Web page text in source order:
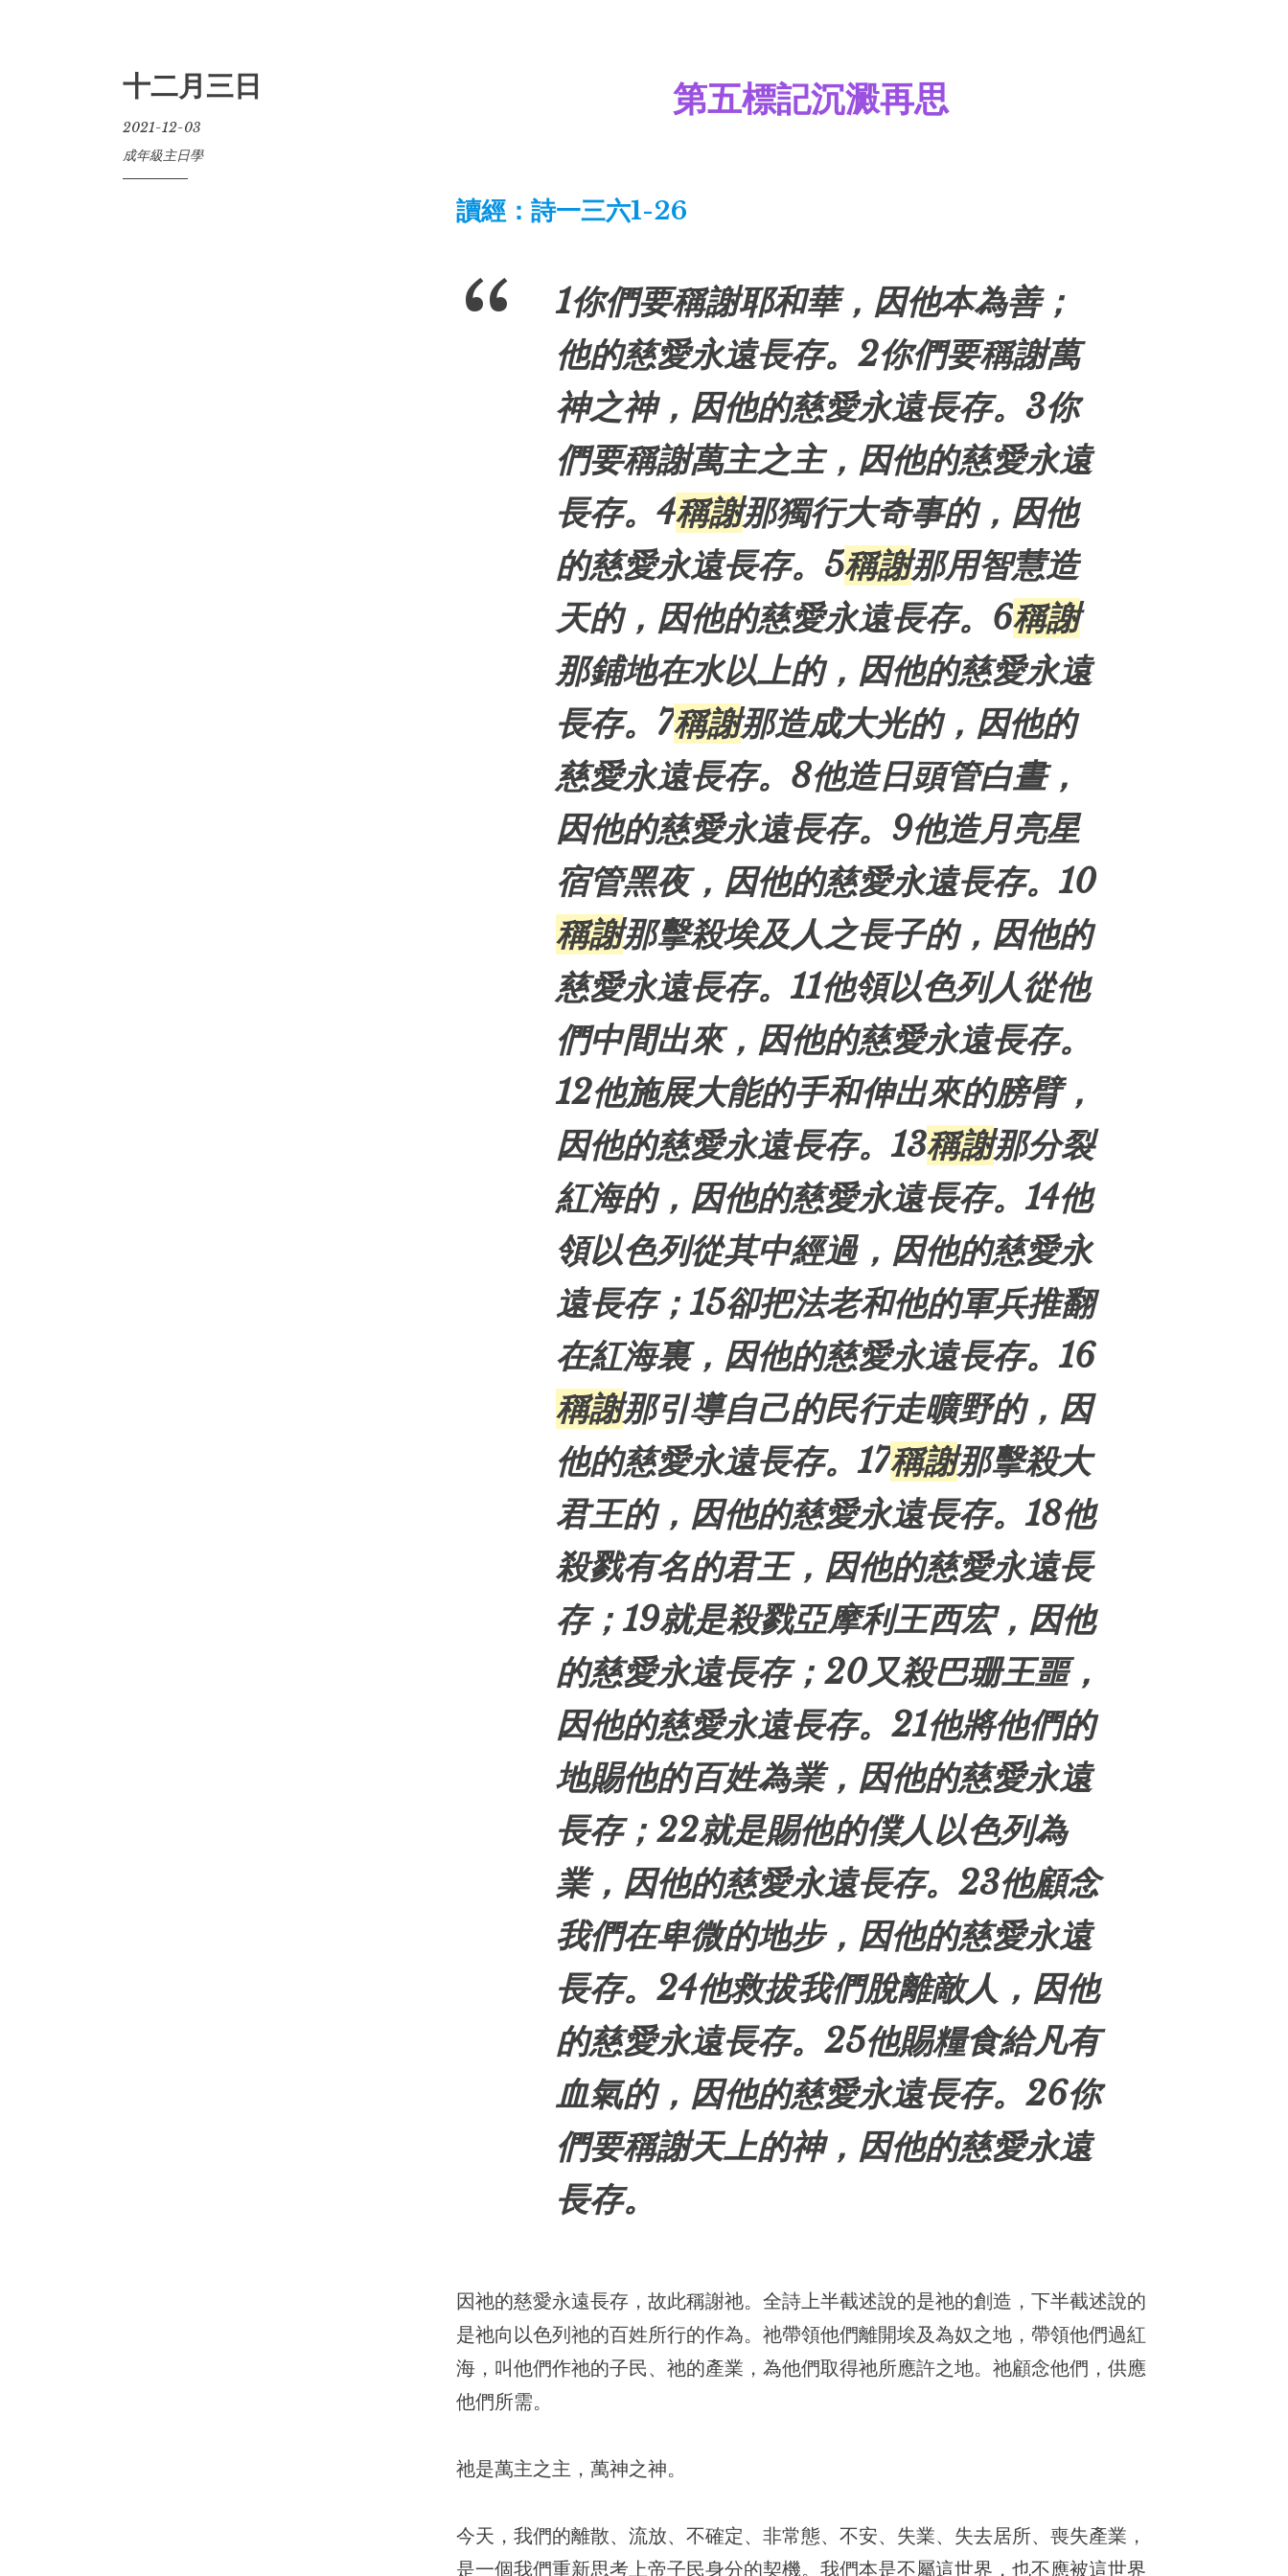
十二月三日
2021-12-03
成年級主日學
第五標記沉澱再思
讀經：詩一三六1-26
1你們要稱謝耶和華，因他本為善；
他的慈愛永遠長存。2你們要稱謝萬
神之神，因他的慈愛永遠長存。3你
們要稱謝萬主之主，因他的慈愛永遠
長存。4稱謝那獨行大奇事的，因他
的慈愛永遠長存。5稱謝那用智慧造
天的，因他的慈愛永遠長存。6稱謝
那鋪地在水以上的，因他的慈愛永遠
長存。7稱謝那造成大光的，因他的
慈愛永遠長存。8他造日頭管白晝，
因他的慈愛永遠長存。9他造月亮星
宿管黑夜，因他的慈愛永遠長存。10
稱謝那擊殺埃及人之長子的，因他的
慈愛永遠長存。11他領以色列人從他
們中間出來，因他的慈愛永遠長存。
12他施展大能的手和伸出來的膀臂，
因他的慈愛永遠長存。13稱謝那分裂
紅海的，因他的慈愛永遠長存。14他
領以色列從其中經過，因他的慈愛永
遠長存；15卻把法老和他的軍兵推翻
在紅海裏，因他的慈愛永遠長存。16
稱謝那引導自己的民行走曠野的，因
他的慈愛永遠長存。17稱謝那擊殺大
君王的，因他的慈愛永遠長存。18他
殺戮有名的君王，因他的慈愛永遠長
存；19就是殺戮亞摩利王西宏，因他
的慈愛永遠長存；20又殺巴珊王噩，
因他的慈愛永遠長存。21他將他們的
地賜他的百姓為業，因他的慈愛永遠
長存；22就是賜他的僕人以色列為
業，因他的慈愛永遠長存。23他顧念
我們在卑微的地步，因他的慈愛永遠
長存。24他救拔我們脫離敵人，因他
的慈愛永遠長存。25他賜糧食給凡有
血氣的，因他的慈愛永遠長存。26你
們要稱謝天上的神，因他的慈愛永遠
長存。
因祂的慈愛永遠長存，故此稱謝祂。全詩上半截述說的是祂的創造，下半截述說的
是祂向以色列祂的百姓所行的作為。祂帶領他們離開埃及為奴之地，帶領他們過紅
海，叫他們作祂的子民、祂的產業，為他們取得祂所應許之地。祂顧念他們，供應
他們所需。
祂是萬主之主，萬神之神。
今天，我們的離散、流放、不確定、非常態、不安、失業、失去居所、喪失產業，
是一個我們重新思考上帝子民身分的契機。我們本是不屬這世界，也不應被這世界